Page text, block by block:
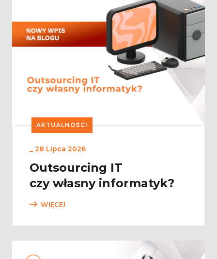
AKTUALNOŚCI
_ 28 Lipca 2026
Outsourcing IT
czy własny informatyk?
WIĘCEJ